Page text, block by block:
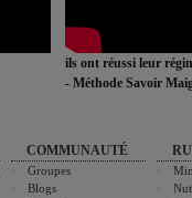
ils ont réussi leur
- Méthode Savoir
COMMUNAUTÉ
Groupes
Blogs